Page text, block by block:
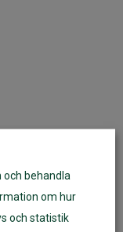
och behandla
om hur
och statistik